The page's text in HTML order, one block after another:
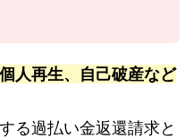
人再生、自己破産など
る過払い金返還請求と